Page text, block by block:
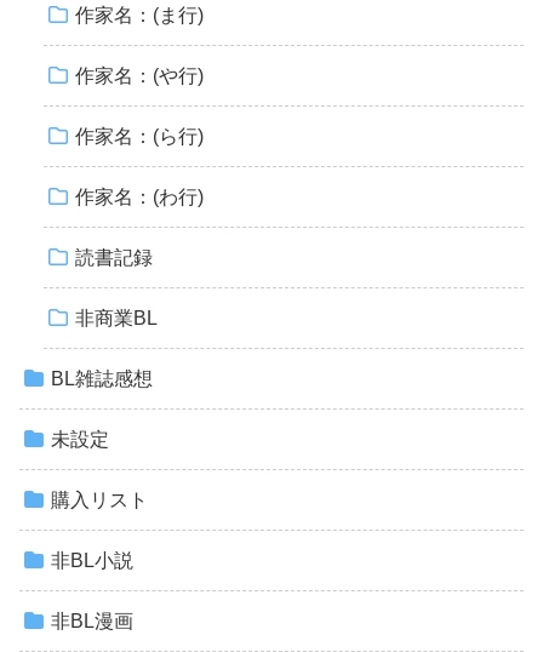
作家名：(ま行)
作家名：(や行)
作家名：(ら行)
作家名：(わ行)
読書記録
非商業BL
BL雑誌感想
未設定
購入リスト
非BL小説
非BL漫画